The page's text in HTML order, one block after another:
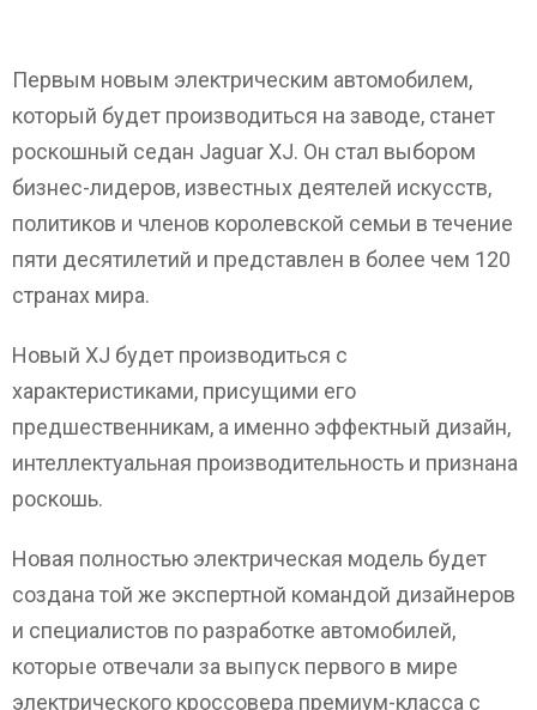
Первым новым электрическим автомобилем,
который будет производиться на заводе, станет
роскошный седан Jaguar XJ. Он стал выбором
бизнес-лидеров, известных деятелей искусств,
политиков и членов королевской семьи в течение
пяти десятилетий и представлен в более чем 120
странах мира.
Новый XJ будет производиться с
характеристиками, присущими его
предшественникам, а именно эффектный дизайн,
интеллектуальная производительность и признана
роскошь.
Новая полностью электрическая модель будет
создана той же экспертной командой дизайнеров
и специалистов по разработке автомобилей,
которые отвечали за выпуск первого в мире
электрического кроссовера премиум-класса с